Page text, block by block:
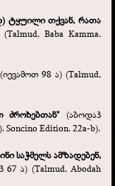
ტყუილი თქვან, რათა
Baba Kamma.
(იევამოთ 98 ა) (Talmud,
ძროხებთან" (აბოდაჰ
Soncino Edition. 22a-b).
საჭმელს ამზადებენ,
67 ა) (Talmud, Abodah